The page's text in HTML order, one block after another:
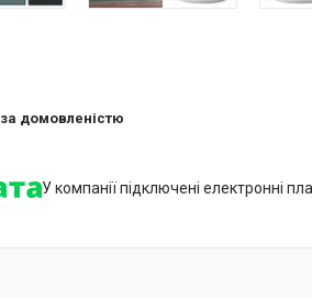
за домовленістю
У компанії підключені електронні